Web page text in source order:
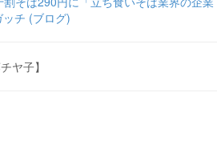
チ (ブログ)
ヤ子】